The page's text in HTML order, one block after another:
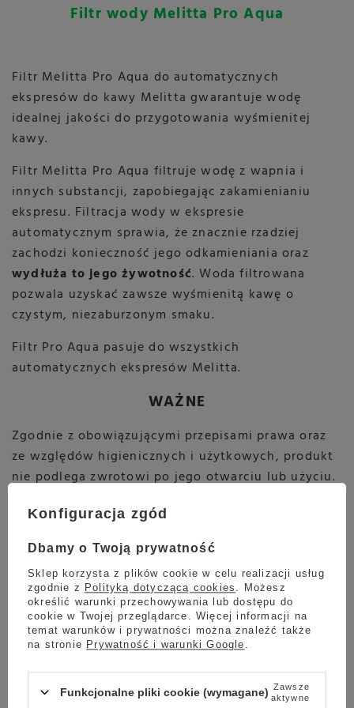
3kg kawy ziarnistej Bazzara i syropy do
kawy
Filtr wody Melitta Pro Aqua
Filtr Melitta Pro Aqua do automatycznych
ekspresów do kawy Melitta gwarantuje wodę
idealnej jakości do przygotowania wyśmienitej
kawy.
Filtr Melitta Pro Aqua filtruje wodę z wapnia i
innych substancji, zapobiegając zakamienianiu
ekspresu. Filtracja wody w ekspresie
automatycznym sprawia, że znacznie rzadziej
zachodzi konieczność jego odkamieniania oraz
wydłuża to jego żywotność. Woda filtrowana
pozwala uzyskać zawsze wyśmienitą kawę o
czystym, niezaburzonym smaku.
Filtr Pro Aqua pasuje do wszystkich
automatycznych ekspresów Melitta.
WAŻNE
Zgodnie z obowiązującymi przepisami prawa oraz
ze względów higienicznych i użytkowych, produkt
nie podlega zwrotowi po jego otwarciu lub użyciu.
Zaleca się dokładne zapoznanie się ze specyfikacją
Marka
MELITTA
Symbol
4006508192830
Przeznaczenie
Filtry do ekspresów
Konfiguracja zgód
Dbamy o Twoją prywatność
Sklep korzysta z plików cookie w celu realizacji usług
zgodnie z Polityką dotyczącą cookies
. Możesz
określić warunki przechowywania lub dostępu do
cookie w Twojej przeglądarce. Więcej informacji na
temat warunków i prywatności można znaleźć także
na stronie Prywatność i warunki Google
Funkcjonalne pliki cookie (wymagane) Zawsze
aktywne